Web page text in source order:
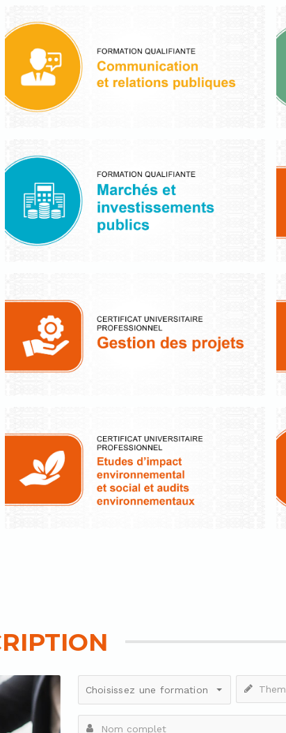
Choisissez une formation
Theme
de
Nom